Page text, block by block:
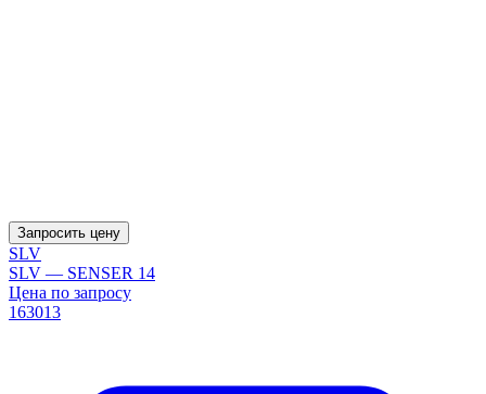
Запросить цену
SLV
SLV — SENSER 14
Цена по запросу
163013